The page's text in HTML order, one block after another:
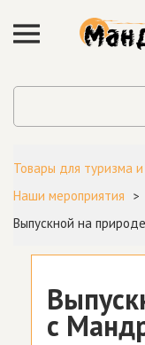
Товары для туризма
Наши мероприятия
Выпускной на
с